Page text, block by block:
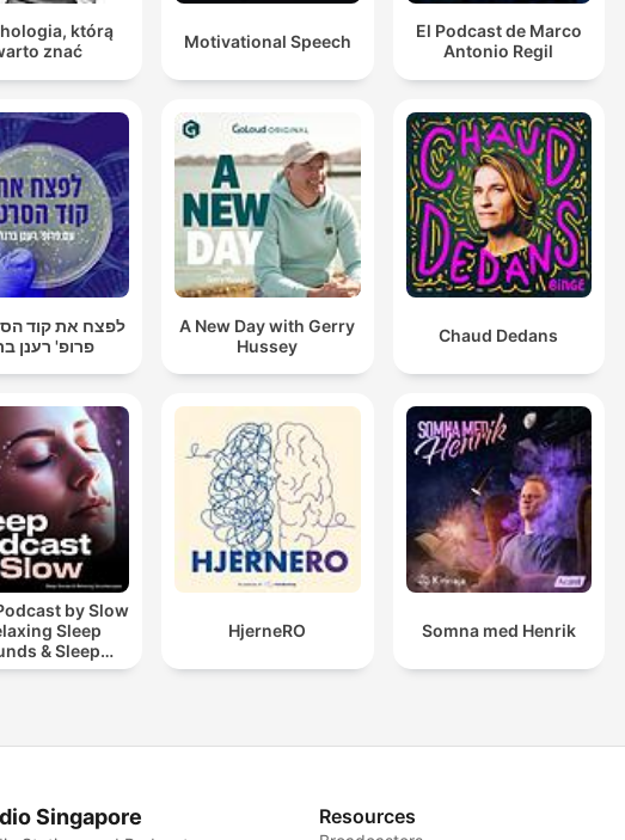
którą
znać
Motivational Speech
El Podcast de Marco
Antonio Regil
לפצח את קוד
פרופ' רענן
A New Day with Gerry
Hussey
Chaud Dedans
by Slow
Sleep
& Sleep
| Nature Sound
HjerneRO Somna med Henrik
Singapore Resources